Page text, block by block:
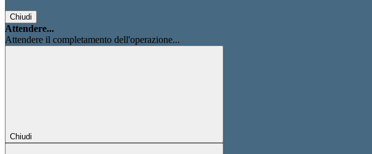
Chiudi
Attendere...
Attendere il completamento dell'operazione...
Chiudi